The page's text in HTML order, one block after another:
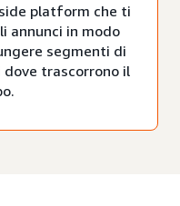
platform che ti
annunci in modo
segmenti di
trascorrono il